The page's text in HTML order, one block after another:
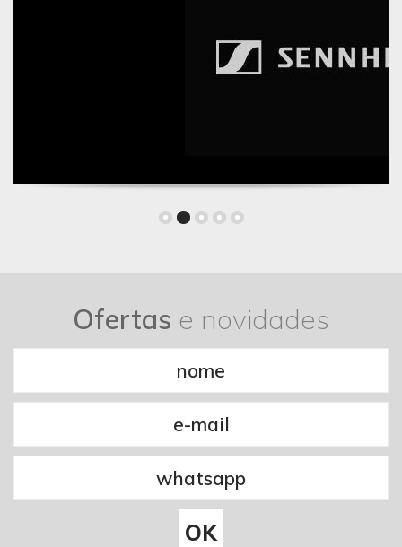
Ofertas e novidades